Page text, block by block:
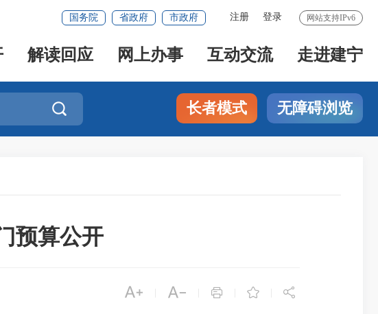
网站支持IPv6
注册 登录
国务院 省政府 市政府
解读回应 网上办事 互动交流 走进建宁
 长者模式 无障碍浏览
预算公开
    